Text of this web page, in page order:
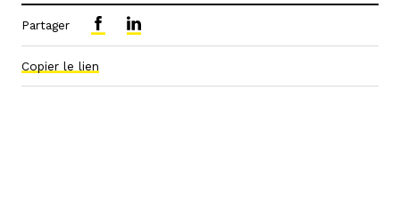
Partager
Copier le lien